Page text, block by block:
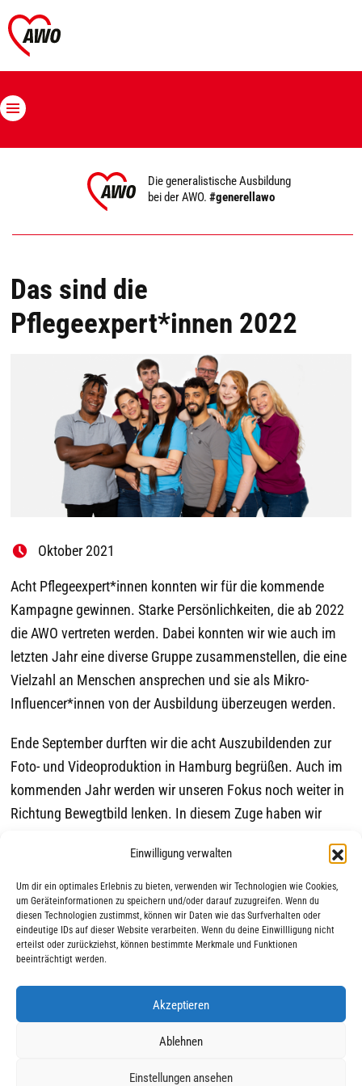
Einwilligung verwalten
Um dir ein optimales Erlebnis zu bieten, verwenden wir Technologien wie Cookies,
um Geräteinformationen zu speichern und/oder darauf zuzugreifen. Wenn du
diesen Technologien zustimmst, können wir Daten wie das Surfverhalten oder
eindeutige IDs auf dieser Website verarbeiten. Wenn du deine Einwillligung nicht
erteilst oder zurückziehst, können bestimmte Merkmale und Funktionen
beeinträchtigt werden.
Akzeptieren
Ablehnen
Einstellungen ansehen
Die generalistische Ausbildung
bei der AWO.#generellawo
Das sind die
Pflegeexpert*innen 2022
Oktober 2021
Acht Pflegeexpert*innen konnten wir für die kommende
Kampagne gewinnen. Starke Persönlichkeiten, die ab 2022
die AWO vertreten werden. Dabei konnten wir wie auch im
letzten Jahr eine diverse Gruppe zusammenstellen, die eine
Vielzahl an Menschen ansprechen und sie als Mikro-
Influencer*innen von der Ausbildung überzeugen werden.
Ende September durften wir die acht Auszubildenden zur
Foto- und Videoproduktion in Hamburg begrüßen. Auch im
kommenden Jahr werden wir unseren Fokus noch weiter in
Richtung Bewegtbild lenken. In diesem Zuge haben wir
Werbeanzeigen entwickelt, bei denen der ein oder andere
Azubi schauspielerisches Talent zeigte.
| © 2025 AWO Ausbildung